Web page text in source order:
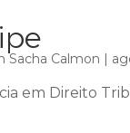
Sacha Calmon |
em Direito